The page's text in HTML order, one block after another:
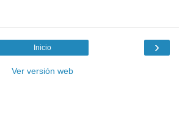
›
Inicio
Ver versión web